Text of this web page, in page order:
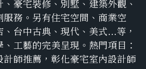
豪宅裝修、別墅、建築外觀、
服務。另有住宅空間、商業空
台中古典、現代、美式...等，
工藝的完美呈現。熱門項目：
計師推薦，彰化豪宅室內設計師